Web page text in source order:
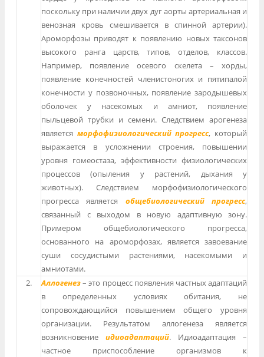
поскольку при наличии двух дуг аорты артериальная и
венозная кровь смешивается в спинной артерии).
Ароморфозы приводят к появлению новых таксонов
высокого ранга царств, типов, отделов, классов.
Например, появление осевого скелета – хорды,
появление конечностей членистоногих и пятипалой
конечности у позвоночных, появление зародышевых
оболочек у насекомых и амниот, появление
пыльцевой трубки и семени. Следствием арогенеза
является морфофизиологический прогресс, который
выражается в усложнении строения, повышении
уровня гомеостаза, эффективности физиологических
процессов (опыления у растений, дыхания у
животных). Следствием морфофизиологического
прогресса является общебиологический прогресс,
связанный с выходом в новую адаптивную зону.
Примером общебиологического прогресса,
основанного на ароморфозах, является завоевание
суши сосудистыми растениями, насекомыми и
амниотами.
2.
Аллогенез– это процесс появления частных адаптаций
в определенных условиях обитания, не
сопровождающийся повышением общего уровня
организации. Результатом аллогенеза является
возникновение идиоадаптаций. Идиоадаптация –
частное приспособление организмов к